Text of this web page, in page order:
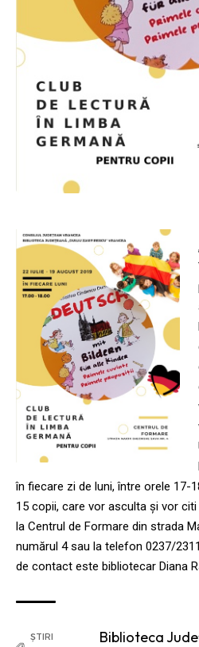
în fiecare zi de luni, între orele 17-
15 copii, care vor asculta și vor
la Centrul de Formare din strada
numărul 4 sau la telefon 0237/
de contact este bibliotecar Diana
ȘTIRI
Biblioteca